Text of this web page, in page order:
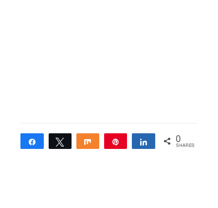
Share Tweet Share Share 0
SHARES